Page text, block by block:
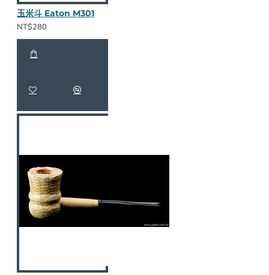
玉米斗 Eaton M301
NT$280